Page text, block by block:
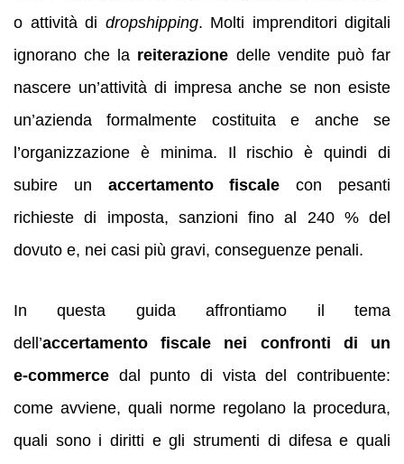
o attività di dropshipping. Molti imprenditori digitali
ignorano che la reiterazione delle vendite può far
nascere un’attività di impresa anche se non esiste
un’azienda formalmente costituita e anche se
l’organizzazione è minima. Il rischio è quindi di
subire un accertamento fiscale con pesanti
richieste di imposta, sanzioni fino al 240 % del
dovuto e, nei casi più gravi, conseguenze penali.
In questa guida affrontiamo il tema
dell’accertamento fiscale nei confronti di un
e‑commerce dal punto di vista del contribuente:
come avviene, quali norme regolano la procedura,
quali sono i diritti e gli strumenti di difesa e quali